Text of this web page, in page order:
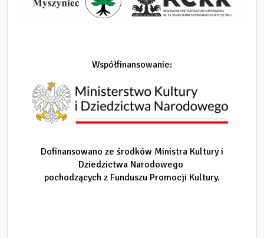
Współfinansowanie:
Dofinansowano ze środków Ministra Kultury i
Dziedzictwa Narodowego
pochodzących z Funduszu Promocji Kultury.